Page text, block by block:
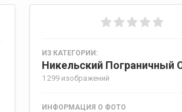
ИЗ КАТЕГОРИИ:
Никельский Пограничный
1 299 изображений
ИНФОРМАЦИЯ О ФОТО